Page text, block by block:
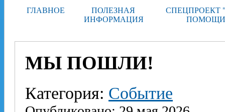
ГЛАВНОЕ
ПОЛЕЗНАЯ
ИНФОРМАЦИЯ
СПЕЦПРОЕКТ
МЫ ПОШЛИ!
Категория: Событие